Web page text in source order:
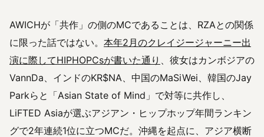
AWICHが「共作」の側のMCであることは、RZAとの関係
に限った話ではない。 本年2月のクレイジージャーニー出
演に際してHIPHOPCsが書いた通り
、彼女はカンボジアの
VannDa、インドのKR$NA、中国のMaSiWei、韓国のJay
Parkらと「Asian State of Mind」で対等に共作し、
LiFTED Asiaが選ぶアジアン・ヒップホップ年間ランキン
グで2年連続1位に立つMCだ。沖縄を起点に、アジア横断